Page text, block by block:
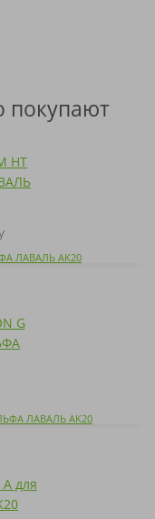
покупают
ЛАВАЛЬ AK20
ЛАВАЛЬ AK20